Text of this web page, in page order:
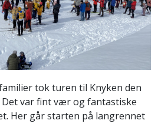
tok turen til Knyken den
Det var fint vær og fantastiske
Her går starten på langrennet